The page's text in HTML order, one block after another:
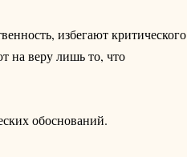
избегают критического
на веру лишь то, что
обоснований.